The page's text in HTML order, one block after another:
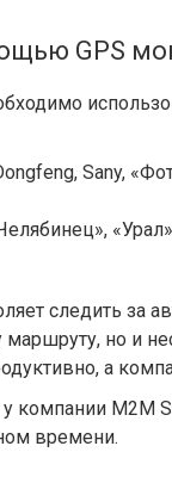
GPS
Sany,
следить за
но и
а
компании
времени.